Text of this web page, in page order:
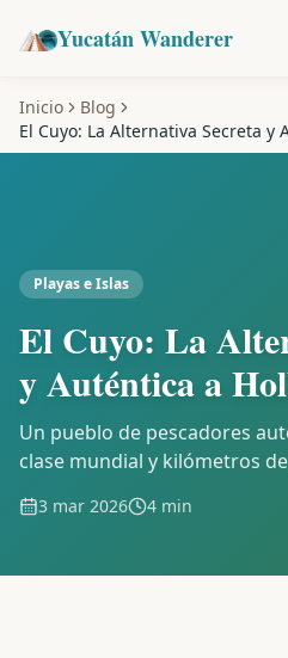
Yucatán Wanderer
Inicio
Blog
El Cuyo: La Alternativa Secreta y
Playas e Islas
El Cuyo: La
y Auténtica a
Un pueblo de pescadores
clase mundial y kilómetros
3 mar 2026 4 min